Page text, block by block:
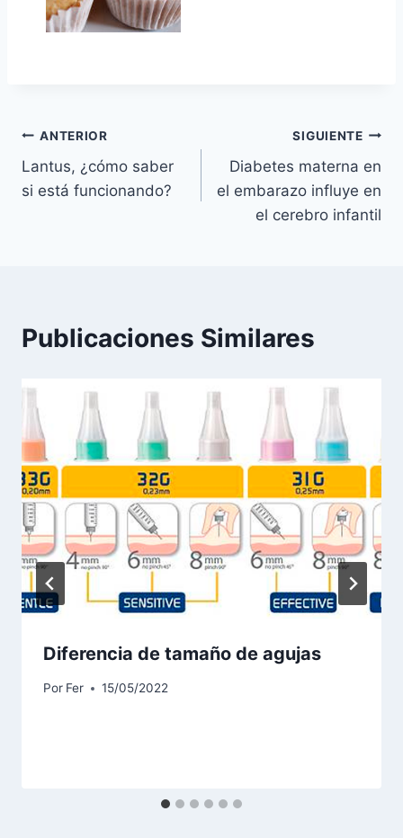
Navegación
de
ANTERIOR
Lantus, ¿cómo saber
si está funcionando?
SIGUIENTE
Diabetes materna en
el embarazo influye en
el cerebro infantil
Publicaciones Similares
Diferencia de tamaño de agujas
Por Fer 15/05/2022